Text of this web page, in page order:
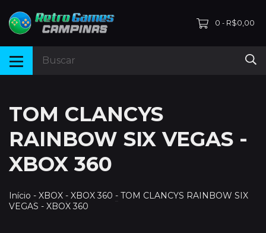
0 - R$0,00
TOM CLANCYS
RAINBOW SIX VEGAS -
XBOX 360
Início - XBOX - XBOX 360 - TOM CLANCYS RAINBOW SIX
VEGAS - XBOX 360